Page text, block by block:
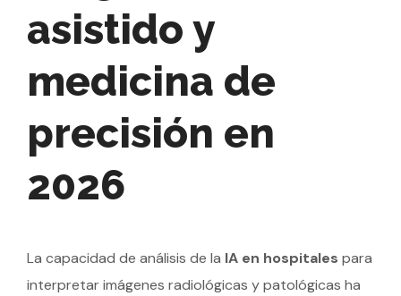
asistido y
medicina de
precisión en
2026
La capacidad de análisis de la IA en hospitales para
interpretar imágenes radiológicas y patológicas ha